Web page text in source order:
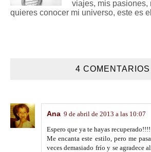
viajes, mis pasiones,
quieres conocer mi universo, este es
4 COMENTARIOS
Ana 9 de abril de 2013 a las 10:07
Espero que ya te hayas recuperado!!!!
Me encanta este estilo, pero me
veces demasiado frío y se agradece